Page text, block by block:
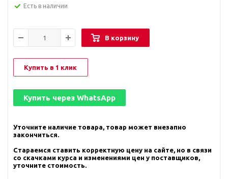
Есть в наличии
В корзину
Купить в 1 клик
Купить через WhatsApp
Уточните наличие товара, товар может внезапно
закончиться.
Стараемся ставить корректную цену на сайте, но в связи
со скачками курса и изменениями цен у поставщиков,
уточните стоимость.